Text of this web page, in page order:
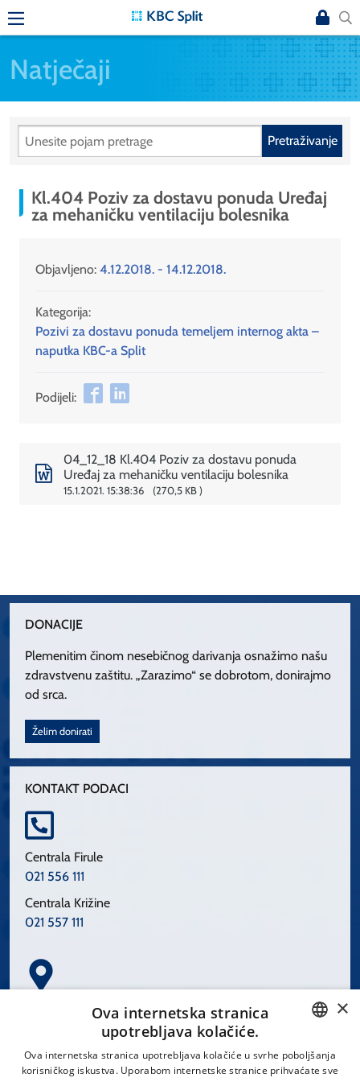
Natječaji
Pretraživanje
Kl.404 Poziv za dostavu ponuda Uređaj
za mehaničku ventilaciju bolesnika
Objavljeno: 4.12.2018. - 14.12.2018.
Kategorija:
Pozivi za dostavu ponuda temeljem internog akta –
naputka KBC-a Split
Podijeli:
04_12_18 Kl.404 Poziv za dostavu ponuda
Uređaj za mehaničku ventilaciju bolesnika
15.1.2021. 15:38:36 270,5 KB
DONACIJE
Plemenitim činom nesebičnog darivanja osnažimo našu
zdravstvenu zaštitu. „Zarazimo“ se dobrotom, donirajmo
od srca.
Želim donirati
KONTAKT PODACI
Centrala Firule
021 556 111
Centrala Križine
021 557 111
Spinčićeva 1, 21000 Split
CROATIAN
×
Ova internetska stranica
upotrebljava kolačiće.
Ova internetska stranica upotrebljava kolačiće u svrhe poboljšanja
korisničkog iskustva. Uporabom internetske stranice prihvaćate sve